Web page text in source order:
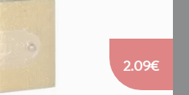
2.09€